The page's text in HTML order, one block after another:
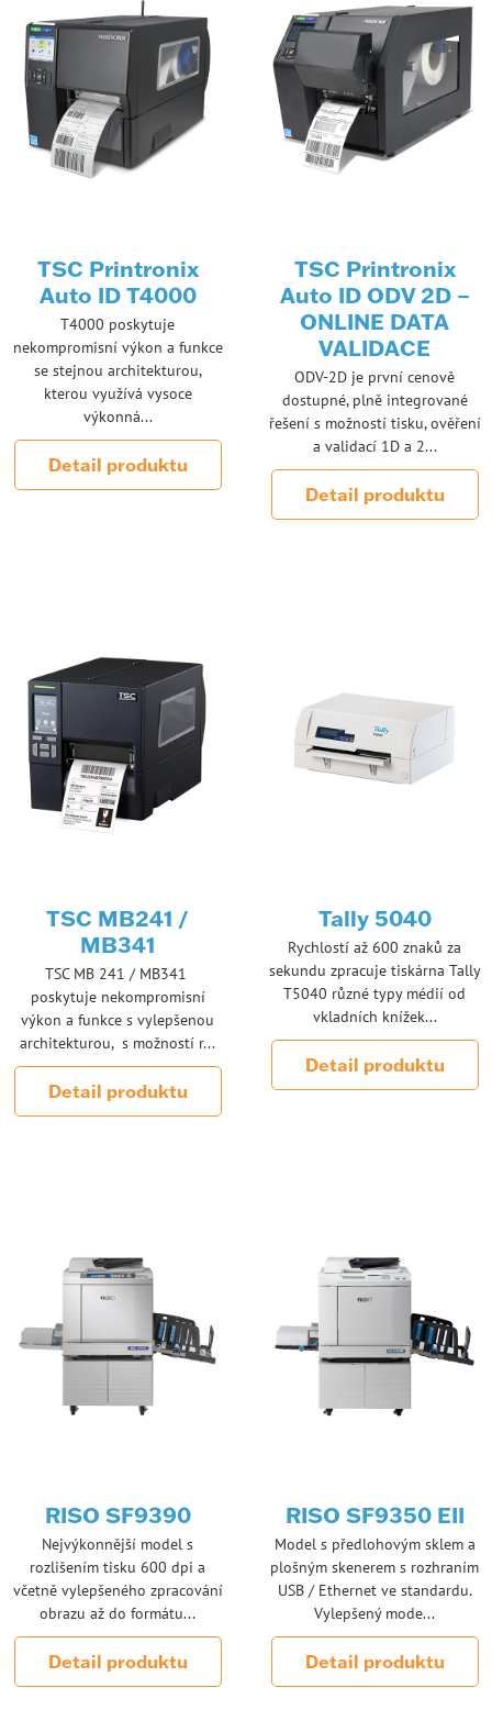
TSC Printronix
Auto ID T4000
T4000 poskytuje
nekompromisní výkon a funkce
se stejnou architekturou,
kterou využívá vysoce
výkonná...
Detail produktu
TSC Printronix
Auto ID ODV 2D –
ONLINE DATA
VALIDACE
ODV-2D je první cenově
dostupné, plně integrované
řešení s možností tisku, ověření
a validací 1D a 2...
Detail produktu
TSC MB241 /
MB341
TSC MB 241 / MB341
poskytuje nekompromisní
výkon a funkce s vylepšenou
architekturou, s možností r...
Detail produktu
Tally 5040
Rychlostí až 600 znaků za
sekundu zpracuje tiskárna Tally
T5040 různé typy médií od
vkladních knížek...
Detail produktu
RISO SF9390
Nejvýkonnější model s
rozlišením tisku 600 dpi a
včetně vylepšeného zpracování
obrazu až do formátu...
Detail produktu
RISO SF9350 EII
Model s předlohovým sklem a
plošným skenerem s rozhraním
USB / Ethernet ve standardu.
Vylepšený mode...
Detail produktu